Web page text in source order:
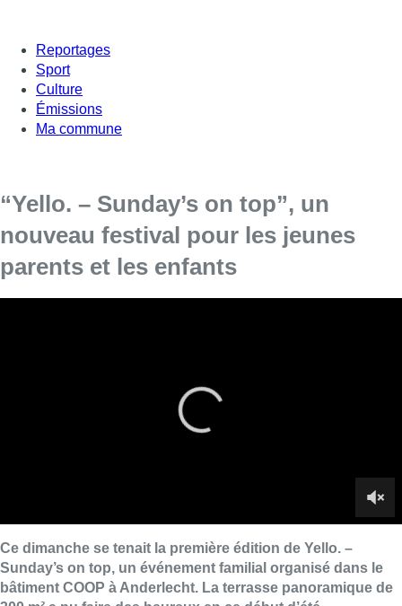
Reportages
Sport
Culture
Émissions
Ma commune
“Yello. – Sunday’s on top”, un
nouveau festival pour les jeunes
parents et les enfants
Yello. – Sunday’s on top proposait aux participants de
rencontrer le chef de la Guinguette en Ville à Bruxelles, Paul
Les enfants ont également pu en profiter grâce à trois ateliers
manière de sensibiliser les enfants dès l’âge de 6 ans aux
problématiques comme l’écologie, le développement durable
ou encore la permaculture.